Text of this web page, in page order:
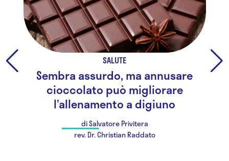
SALUTE
Sembra assurdo, ma annusare
cioccolato può migliorare
l’allenamento a digiuno
di Salvatore Privitera
rev. Dr. Christian Raddato